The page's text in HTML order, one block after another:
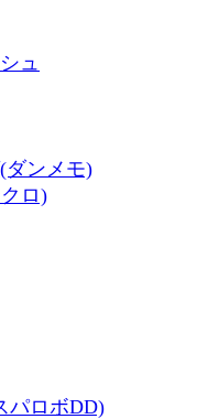
ュ
ダンメモ)
ロ)
パロボDD)